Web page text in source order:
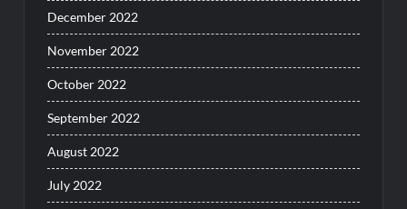
December 2022
November 2022
October 2022
September 2022
August 2022
July 2022